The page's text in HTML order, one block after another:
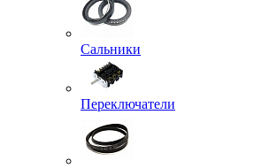
Сальники
Переключатели